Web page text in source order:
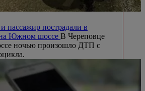
пассажир пострадали в
Южном шоссе В Череповце
ночью произошло ДТП с